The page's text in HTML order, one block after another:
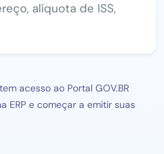
alíquota de ISS,
acesso ao Portal GOV.BR
ERP e começar a emitir suas